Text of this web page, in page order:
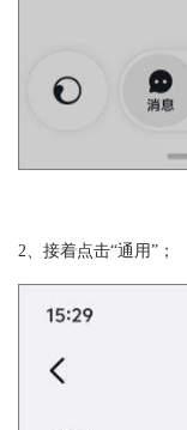
2、接着点击“通用”；